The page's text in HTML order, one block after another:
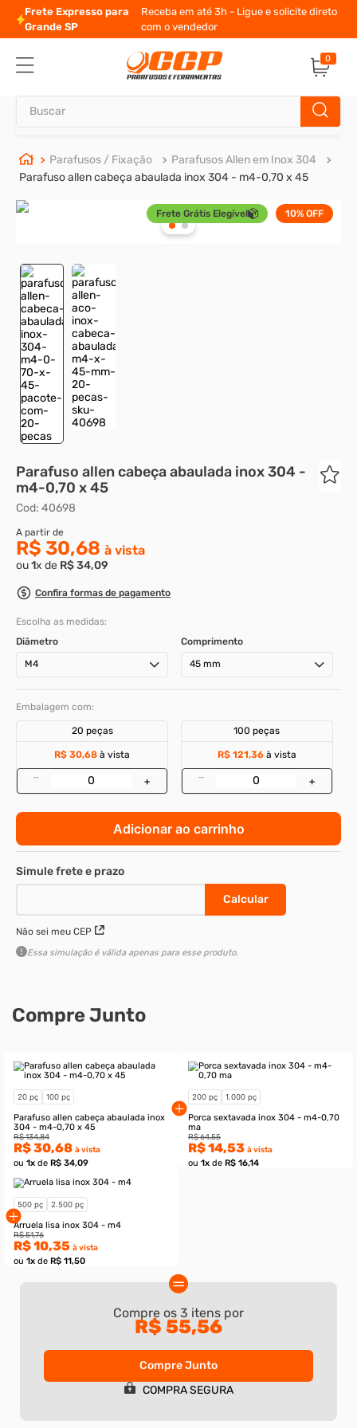
Frete Expresso para
Grande SP
Receba em até 3h - Ligue e solicite direto
com o vendedor
0
Parafusos / Fixação
Parafusos Allen em Inox 304
Parafuso allen cabeça abaulada inox 304 - m4-0,70 x 45
Frete Grátis Elegível 10% OFF
Parafuso allen cabeça abaulada inox 304 -
m4-0,70 x 45
Cod: 40698
R$ 30,68
ou1x de R$34,09
Confira formas de pagamento
Escolha as medidas:
Diâmetro
M4
Comprimento
45 mm
Embalagem com:
20 peças
R$ 30,68 à vista
– +
100 peças
R$ 121,36à vista
– +
Adicionar ao carrinho
Não sei meu CEP
Essa simulação é válida apenas para esse produto.
Compre Junto
Parafuso allen cabeça abaulada inox
Compre os 3 itens por
R$ 55,56
Compre Junto
COMPRA SEGURA
TERMOS MAIS BUSCADOS
parafuso allen
4
parafuso sextavado
5º
arruela
6º
cupilha
7º
sextavado
8º
parafuso allen 5
9º
rodizio
10º presto